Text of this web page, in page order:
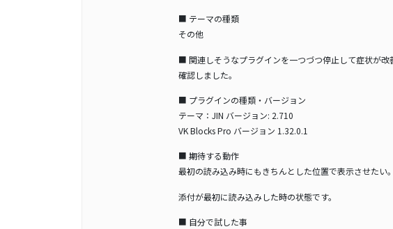
■ テーマの種類
その他
■ 関連しそうなプラグインを一つづつ停止して症状が改
確認しました。
■ プラグインの種類・バージョン
テーマ：JIN バージョン: 2.710
VK Blocks Pro バージョン 1.32.0.1
■ 期待する動作
最初の読み込み時にもきちんとした位置で表示させたい。
添付が最初に読み込みした時の状態です。
■ 自分で試した事